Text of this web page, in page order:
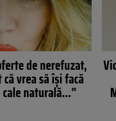
de nerefuzat,
vrea să îşi facă
cale naturală…”